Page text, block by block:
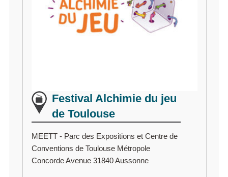
Festival Alchimie du jeu
de Toulouse
MEETT - Parc des Expositions et Centre de
Conventions de Toulouse Métropole
Concorde Avenue 31840 Aussonne